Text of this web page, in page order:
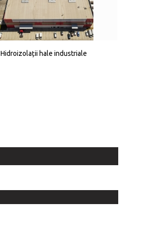
Hidroizolații hale industriale